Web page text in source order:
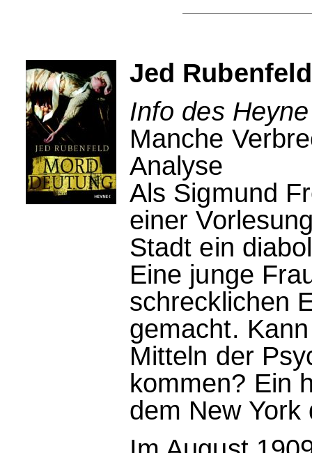
Jed
Info des
Manche
Analyse
Als Sigmund
einer
Stadt ein
Eine junge
schrecklichen
gemacht.
Mitteln der
kommen? Ein
dem New